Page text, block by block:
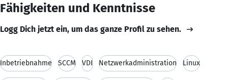
Fähigkeiten und Kenntnisse
Logg Dich jetzt ein, um das ganze Profil zu sehen.
Inbetriebnahme SCCM VDI Netzwerkadministration Linux